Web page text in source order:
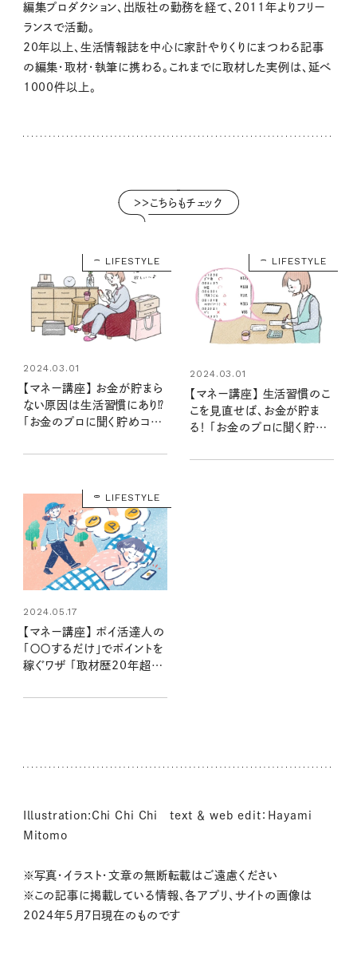
編集プロダクション、出版社の勤務を経て、2011年よりフリー
ランスで活動。
20年以上、生活情報誌を中心に家計やりくりにまつわる記事
の編集・取材・執筆に携わる。これまでに取材した実例は、延べ
1000件以上。
＞＞こちらもチェック
LIFESTYLE
2024.03.01
【マネー講座】 お金が貯まら
ない原因は生活習慣にあり⁉
「お金のプロに聞く貯めコツ
LIFESTYLE
2024.03.01
【マネー講座】 生活習慣のこ
こを見直せば、お金が貯ま
る！ 「お金のプロに聞く貯め
LIFESTYLE
2024.05.17
【マネー講座】 ポイ活達人の
「〇〇するだけ」でポイントを
稼ぐワザ 「取材歴20年超の
Illustration:Chi Chi Chi text ＆ web edit：Hayami
Mitomo
※写真・イラスト・文章の無断転載はご遠慮ください
※この記事に掲載している情報、各アプリ、サイトの画像は
2024年５月７日現在のものです